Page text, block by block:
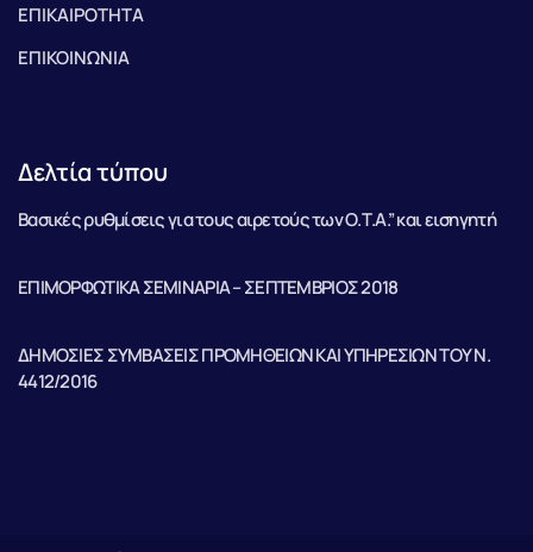
ΕΠΙΚΑΙΡΟΤΗΤΑ
ΕΠΙΚΟΙΝΩΝΙΑ
Δελτία τύπου
Βασικές ρυθμίσεις για τους αιρετούς των Ο.Τ.Α.” και εισηγητή
ΕΠΙΜΟΡΦΩΤΙΚΑ ΣΕΜΙΝΑΡΙΑ – ΣΕΠΤΕΜΒΡΙΟΣ 2018
ΔΗΜΟΣΙΕΣ ΣΥΜΒΑΣΕΙΣ ΠΡΟΜΗΘΕΙΩΝ ΚΑΙ ΥΠΗΡΕΣΙΩΝ ΤΟΥ Ν.
4412/2016